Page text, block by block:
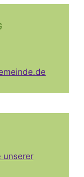
unserer